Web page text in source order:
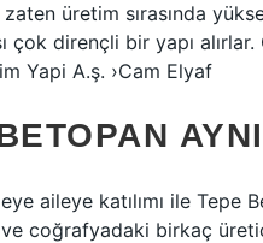
üretim sırasında
dirençli bir yapı
Yapi A.ş. ›Cam Elyaf
aileye katılımı ile
coğrafyadaki birkaç